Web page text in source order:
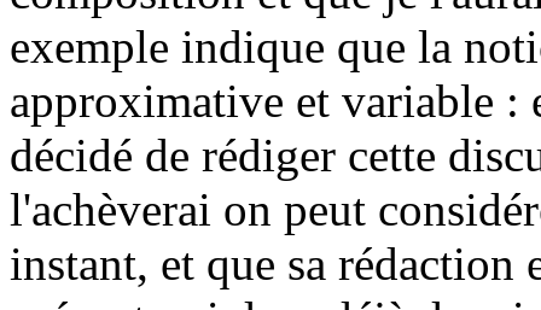
exemple indique que la
approximative et variable :
décidé de rédiger cette
l'achèverai on peut
instant, et que sa rédaction